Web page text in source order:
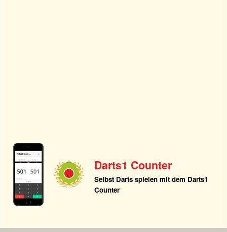
Darts1 Counter
Selbst Darts spielen mit dem Darts1
Counter